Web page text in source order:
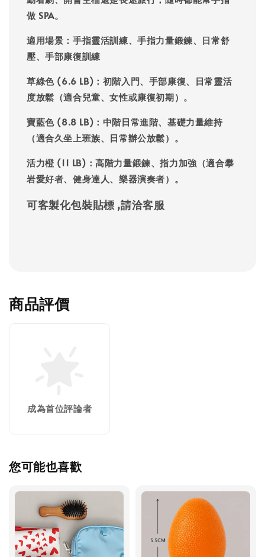
做 SPA。
適用場景 ：手指靈活訓練、手指力量鍛鍊、日常舒
壓、手部康復訓練
草綠色 (6.6 LB) ：初階入門、手部康復、日常靈活
度放鬆（適合兒童、女性或康復初期）。
寶藍色 (8.8 LB) ：中階日常進階、基礎力量維持
（適合久坐上班族、日常辦公放鬆）。
活力橙 (11 LB) ：高階力量鍛鍊、指力加強（適合攀
岩愛好者、健身達人、樂器演奏者）。
可客製化包裝貼標 ,請洽客服
商品評價
成為首位評論者
您可能也喜歡